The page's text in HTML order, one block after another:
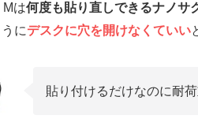
は何度も貼り直しできるナノサ
にデスクに穴を開けなくていい
貼り付けるだけなのに耐荷